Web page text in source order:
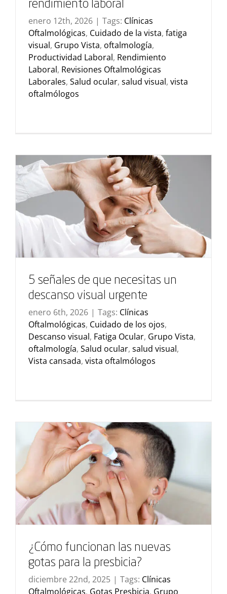
rendimiento laboral
enero 12th, 2026 | Tags: Clínicas
Oftalmológicas, Cuidado de la vista, fatiga
visual, Grupo Vista, oftalmología,
Productividad Laboral, Rendimiento
Laboral, Revisiones Oftalmológicas
Laborales, Salud ocular, salud visual, vista
oftalmólogos
5 señales de que necesitas un
descanso visual urgente
enero 6th, 2026 | Tags: Clínicas
Oftalmológicas, Cuidado de los ojos,
Descanso visual, Fatiga Ocular, Grupo Vista,
oftalmología, Salud ocular, salud visual,
Vista cansada, vista oftalmólogos
¿Cómo funcionan las nuevas
gotas para la presbicia?
diciembre 22nd, 2025 | Tags: Clínicas
Oftalmológicas, Gotas Presbicia, Grupo